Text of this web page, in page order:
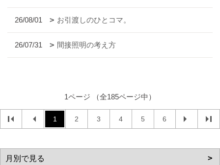
26/08/01 お引渡しのひとコマ。
26/07/31 間接照明の考え方
1ページ （全185ページ中）
1 2 3 4 5 6